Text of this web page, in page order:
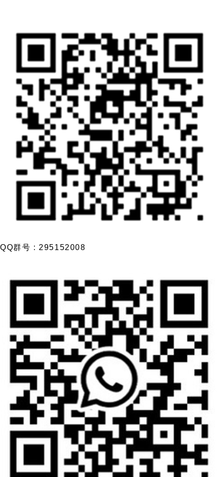
QQ群号 : 295152008